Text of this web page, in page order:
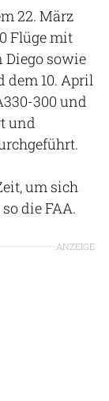
22. März
Flüge mit
Diego sowie
dem 10. April
300 und
und
um sich
die FAA.
ANZEIGE